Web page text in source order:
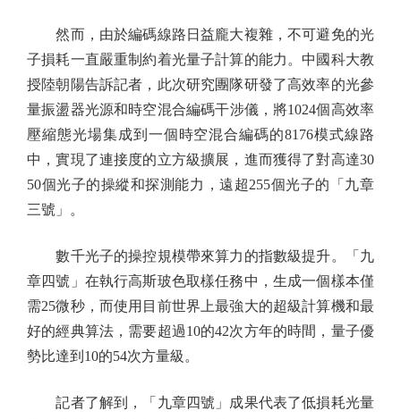
然而，由於編碼線路日益龐大複雜，不可避免的光
子損耗一直嚴重制約着光量子計算的能力。中國科大教
授陸朝陽告訴記者，此次研究團隊研發了高效率的光參
量振盪器光源和時空混合編碼干涉儀，將1024個高效率
壓縮態光場集成到一個時空混合編碼的8176模式線路
中，實現了連接度的立方級擴展，進而獲得了對高達30
50個光子的操縱和探測能力，遠超255個光子的「九章
三號」。
數千光子的操控規模帶來算力的指數級提升。「九
章四號」在執行高斯玻色取樣任務中，生成一個樣本僅
需25微秒，而使用目前世界上最強大的超級計算機和最
好的經典算法，需要超過10的42次方年的時間，量子優
勢比達到10的54次方量級。
記者了解到，「九章四號」成果代表了低損耗光量